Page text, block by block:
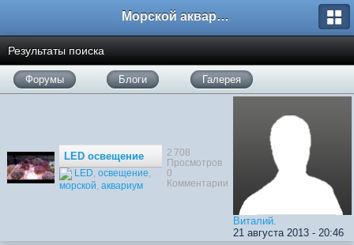
Морской аквариум. Форумы ReefCentral.ru
Результаты поиска
Форумы Блоги Галерея
LED освещение
LED освещение
морской аквариум
2 708
Просмотров
0
Комментарии
Виталий.
21 августа 2013 - 20:46